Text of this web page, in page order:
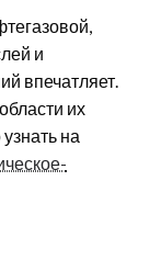
и
впечатляет.
их
на